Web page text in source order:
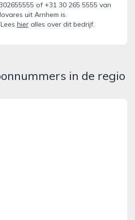
of +31 30 265 5555 van
uit Arnhem is.
hieralles over dit bedrijf.
in de regio